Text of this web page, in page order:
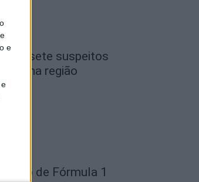
e
sete suspeitos
na região
de Fórmula 1